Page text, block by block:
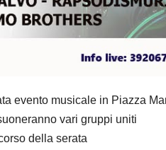
evento musicale in Piazza
vari gruppi uniti
della serata